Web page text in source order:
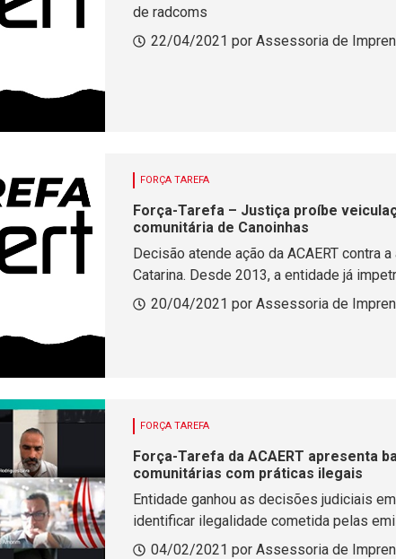
de radcoms
22/04/2021 por Assessoria de
FORÇA TAREFA
Força-Tarefa – Justiça proíbe
comunitária de Canoinhas
Decisão atende ação da ACAERT contra
Catarina. Desde 2013, a entidade já
20/04/2021 por Assessoria de
FORÇA TAREFA
Força-Tarefa da ACAERT apresenta
comunitárias com práticas ilegais
Entidade ganhou as decisões judiciais
identificar ilegalidade cometida pelas
04/02/2021 por Assessoria de